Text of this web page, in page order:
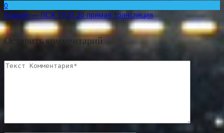
0
Лорьян — ПСЖ 19.01.20 прямая трансляция
Оставить комментарий